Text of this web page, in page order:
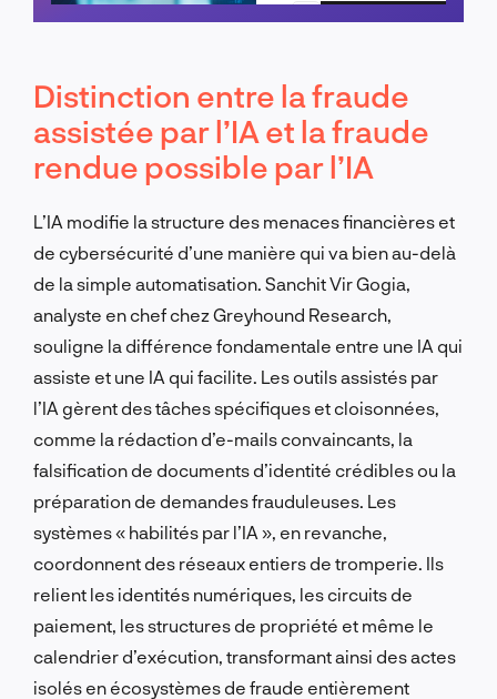
Planifier un appel
Distinction entre la fraude
assistée par l’IA et la fraude
rendue possible par l’IA
L’IA modifie la structure des menaces financières et
de cybersécurité d’une manière qui va bien au-delà
de la simple automatisation. Sanchit Vir Gogia,
analyste en chef chez Greyhound Research,
souligne la différence fondamentale entre une IA qui
assiste et une IA qui facilite. Les outils assistés par
l’IA gèrent des tâches spécifiques et cloisonnées,
comme la rédaction d’e-mails convaincants, la
falsification de documents d’identité crédibles ou la
préparation de demandes frauduleuses. Les
systèmes « habilités par l’IA », en revanche,
coordonnent des réseaux entiers de tromperie. Ils
relient les identités numériques, les circuits de
paiement, les structures de propriété et même le
calendrier d’exécution, transformant ainsi des actes
isolés en écosystèmes de fraude entièrement